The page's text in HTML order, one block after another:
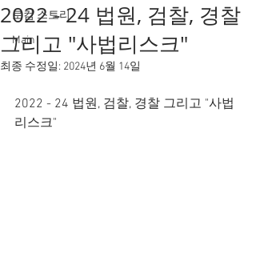
로컴 스토리
Main
2022 - 24 법원, 검찰, 경찰
그리고 "사법리스크"
최종 수정일: 2024년 6월 14일
2022 - 24 법원, 검찰, 경찰 그리고 "사법
리스크"